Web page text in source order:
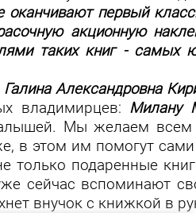
первый
акционную
таких книг - самых
Галина Александровна
владимирцев: Милану
Мы желаем всем
в этом им помогут
подаренные
сейчас вспоминают
внучок с книжкой в